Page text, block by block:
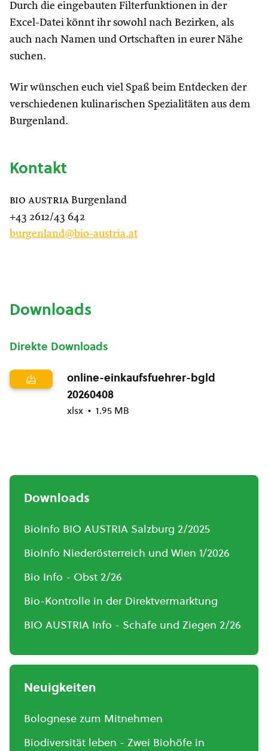
Durch die eingebauten Filterfunktionen in der
Excel-Datei könnt ihr sowohl nach Bezirken, als
auch nach Namen und Ortschaften in eurer Nähe
suchen.
Wir wünschen euch viel Spaß beim Entdecken der
verschiedenen kulinarischen Spezialitäten aus dem
Burgenland.
Kontakt
bio austria Burgenland
+43 2612/43 642
burgenland@bio-austria.at
Downloads
Direkte Downloads
online-einkaufsfuehrer-bgld
20260408
xlsx 1.95 MB
Downloads
BioInfo BIO AUSTRIA Salzburg 2/2025
BioInfo Niederösterreich und Wien 1/2026
Bio Info - Obst 2/26
Bio-Kontrolle in der Direktvermarktung
BIO AUSTRIA Info - Schafe und Ziegen 2/26
Neuigkeiten
Bolognese zum Mitnehmen
Biodiversität leben - Zwei Biohöfe in